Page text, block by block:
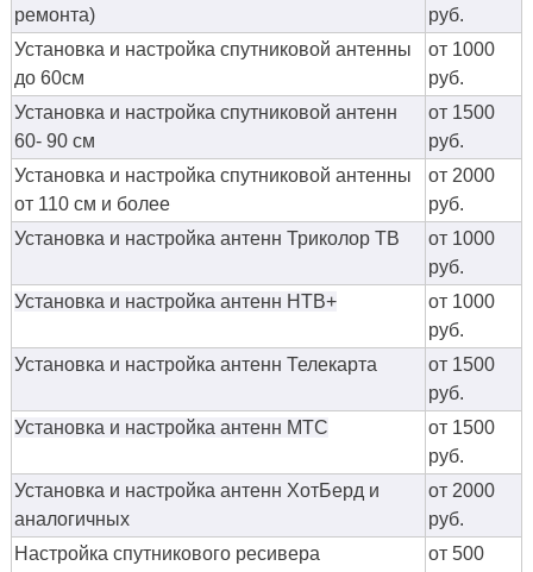
ремонта)
руб.
Установка и настройка спутниковой антенны
до 60см
от 1000
руб.
Установка и настройка спутниковой антенн
60- 90 см
от 1500
руб.
Установка и настройка спутниковой антенны
от 110 см и более
от 2000
руб.
Установка и настройка антенн Триколор ТВ
от 1000
руб.
Установка и настройка антенн НТВ+
от 1000
руб.
Установка и настройка антенн Телекарта
от 1500
руб.
Установка и настройка антенн МТС
от 1500
руб.
Установка и настройка антенн ХотБерд и
аналогичных
от 2000
руб.
Настройка спутникового ресивера
от 500